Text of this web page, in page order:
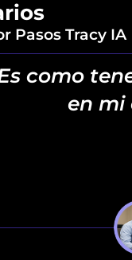
Pasos Tracy IA
como
en mi